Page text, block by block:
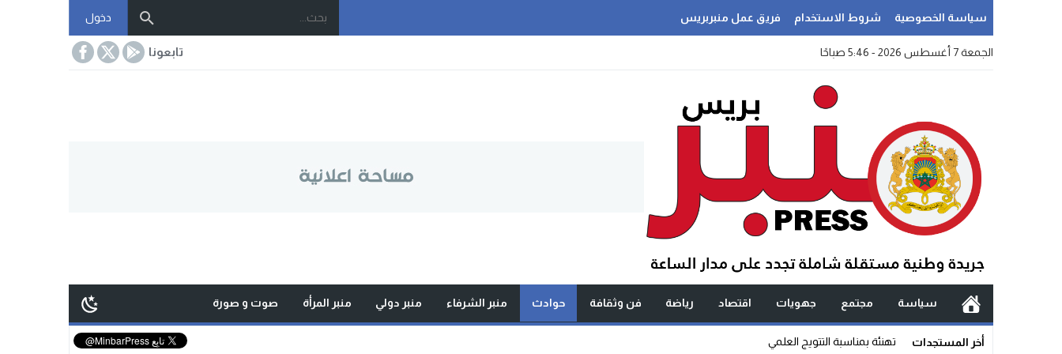
سياسة الخصوصية شروط الاستخدام فريق عمل منبربريس دخول
الجمعة 7 أغسطس 2026 - 5:46 صباحًا تابعونا
سياسة مجتمع جهويات اقتصاد رياضة فن وثقافة حوادث منبر الشرفاء منبر دولي منبر المرأة صوت و صورة
أخر المستجدات _